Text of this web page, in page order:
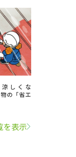
しくな
の「省エ
を表示